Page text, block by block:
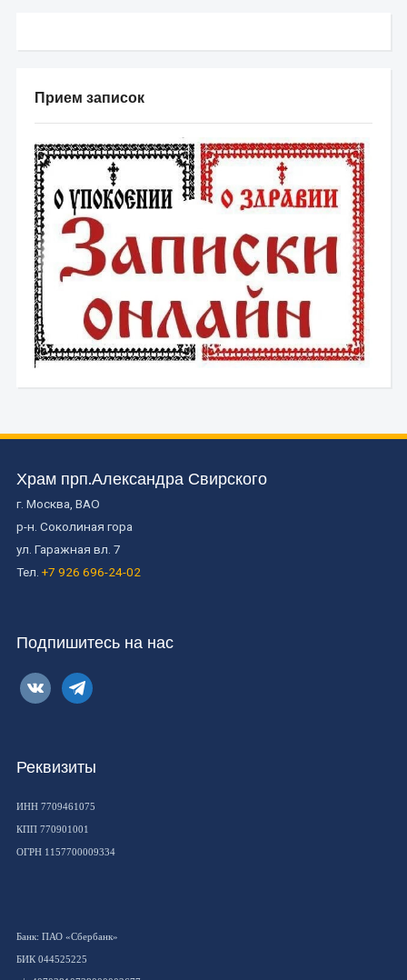
Прием записок
Храм прп.Александра Свирского
г. Москва, ВАО
р-н. Соколиная гора
ул. Гаражная вл. 7
Тел. +7 926 696-24-02
Подпишитесь на нас
vkontaktetelegram
Реквизиты
ИНН 7709461075
КПП 770901001
ОГРН 1157700009334
Банк: ПАО «Сбербанк»
БИК 044525225